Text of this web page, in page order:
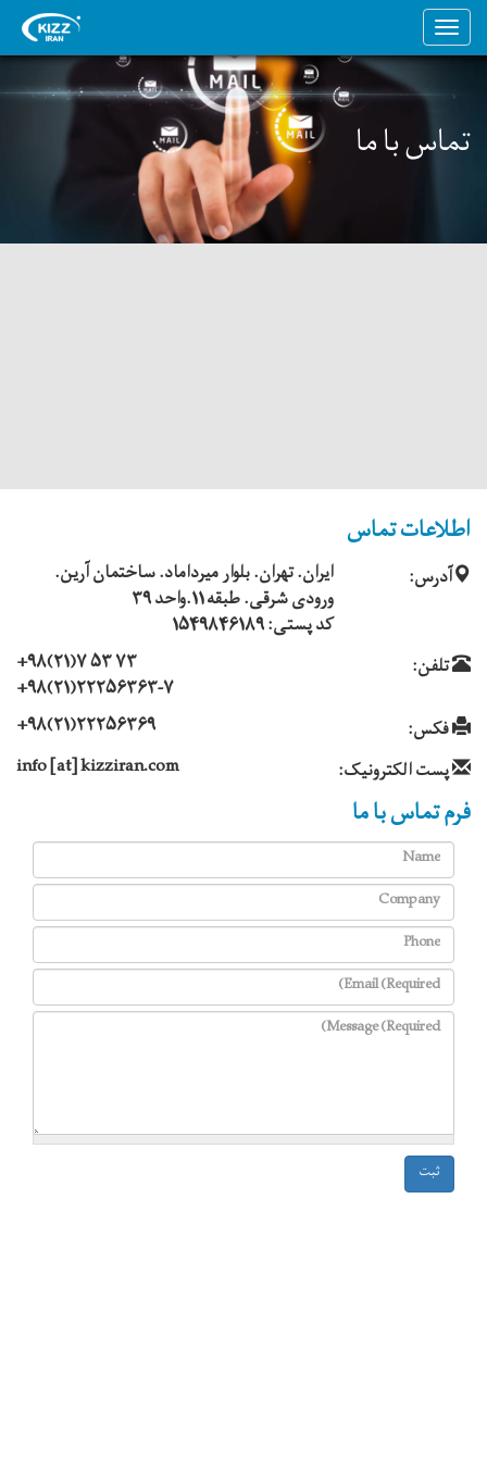
تماس با ما
اطلاعات تماس
آدرس:
ایران. تهران. بلوار میرداماد. ساختمان آرین.
ورودی شرقی. طبقه 11.واحد 39
کد پستی: 1549846189
تلفن:
+98(21)7 53 73
+98(21)22256363-7
فکس: +98(21)22256369
پست الکترونیک: info [at] kizziran.com
فرم تماس با ما
Name
Company
Phone
Email
*
Message
ثبت